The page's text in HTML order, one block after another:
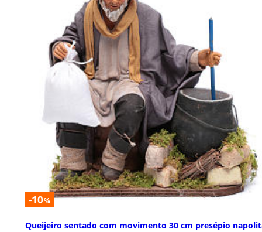
-10%
Queijeiro sentado com movimento 30 cm presépio